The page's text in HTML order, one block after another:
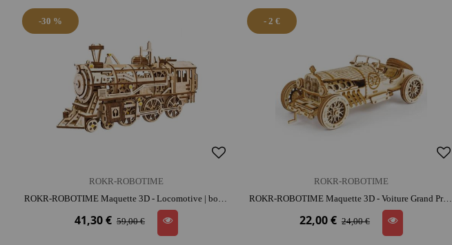
-30 %
ROKR-ROBOTIME
ROKR-ROBOTIME Maquette 3D - Locomotive | bois | dès 14 ans | look rétro | activité créative | patience et précision | 3D ludique
41,30 € 59,00 €
- 2 €
ROKR-ROBOTIME
ROKR-ROBOTIME Maquette 3D - Voiture Grand Prix | bois | dès 14 ans | activité créative | patience et précision | 3D ludique
22,00 € 24,00 €